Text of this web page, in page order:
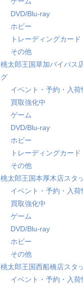
DVD/Blu-ray
ホビー
トレーディングカード
その他
桃太郎王国草加バイパス
グ
イベント・予約・入荷
買取強化中
ゲーム
DVD/Blu-ray
ホビー
トレーディングカード
その他
桃太郎王国本厚木店スタ
イベント・予約・入荷
買取強化中
ゲーム
DVD/Blu-ray
ホビー
その他
桃太郎王国西船橋店スタ
イベント・予約・入荷